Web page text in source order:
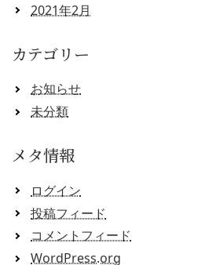
2021年2月
カテゴリー
お知らせ
未分類
メタ情報
ログイン
投稿フィード
コメントフィード
WordPress.org